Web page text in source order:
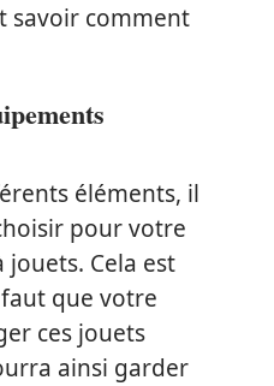
savoir comment
éléments, il
pour votre
Cela est
que votre
ces jouets
ainsi garder